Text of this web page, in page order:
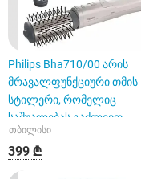
Philips Bha710/00 არის
მრავალფუნქციური თმის
სტილერი, რომელიც
საშუალებას გაძლევთ
ერთდროულად გააშროთ
თბილისი
399 ₾